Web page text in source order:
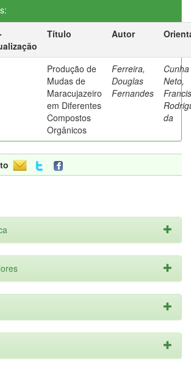
Título Autor
Produção de
Mudas de
Maracujazeiro
em Diferentes
Compostos
Orgânicos
Ferreira,
Douglas
Fernandes
Cunha
Neto,
da